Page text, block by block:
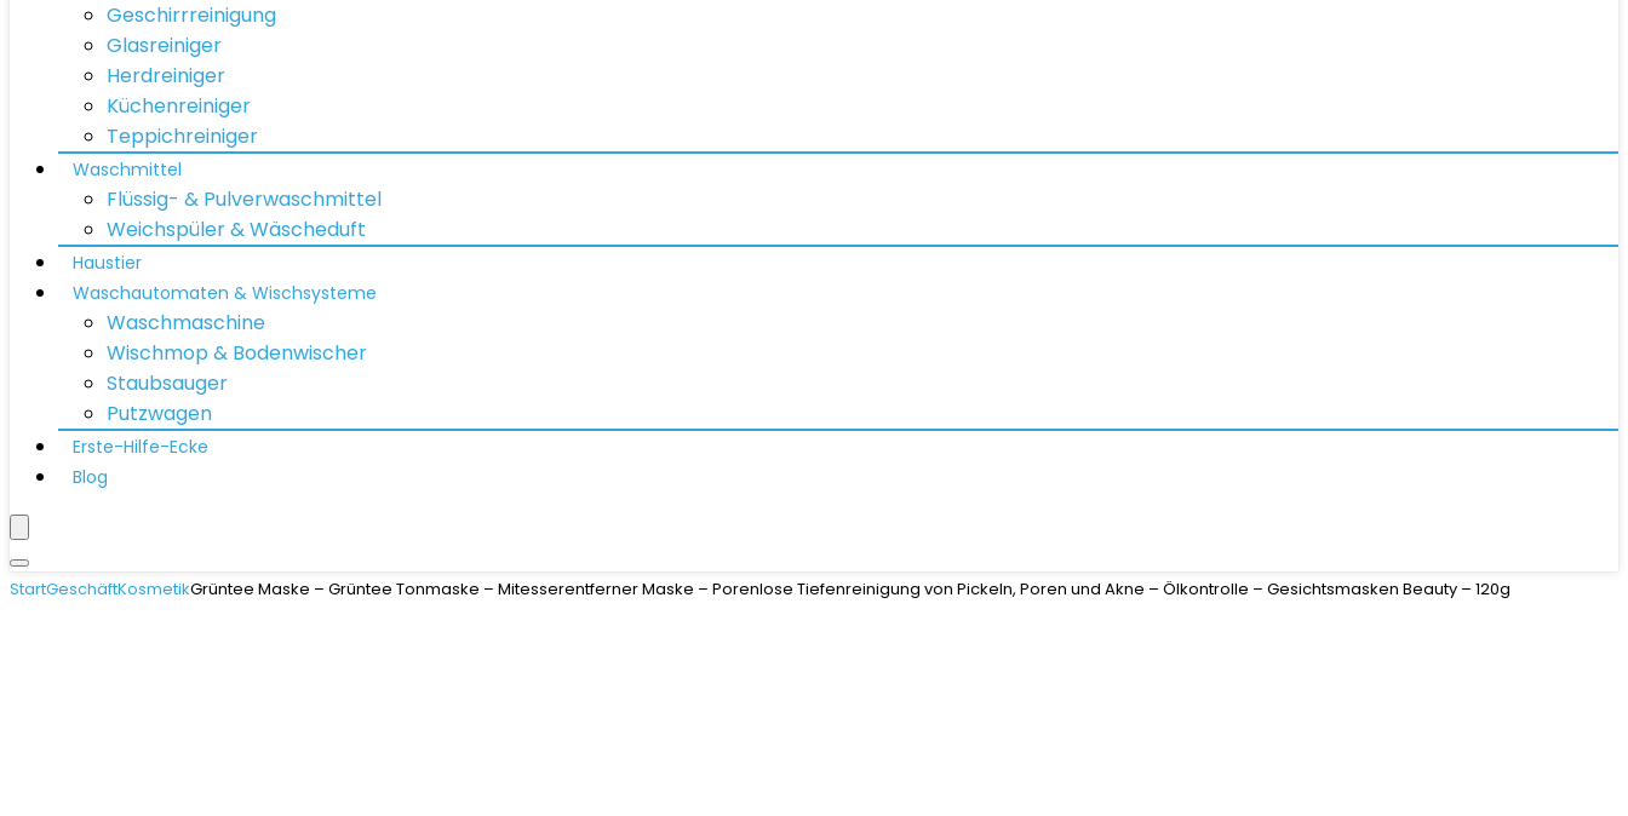
Geschirrreinigung
Glasreiniger
Herdreiniger
Küchenreiniger
Teppichreiniger
Waschmittel
Flüssig- & Pulverwaschmittel
Weichspüler & Wäscheduft
Haustier
Waschautomaten & Wischsysteme
Waschmaschine
Wischmop & Bodenwischer
Staubsauger
Putzwagen
Erste-Hilfe-Ecke
Blog
StartGeschäftKosmetikGrüntee Maske – Grüntee Tonmaske – Mitesserentferner Maske – Porenlose Tiefenreinigung von Pickeln, Poren und Akne – Ölkontrolle – Gesichtsmasken Beauty – 120g